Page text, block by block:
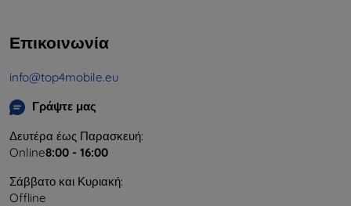
Επικοινωνία
info@top4mobile.eu
Γράψτε μας
Δευτέρα έως Παρασκευή:
Online8:00 - 16:00
Σάββατο και Κυριακή:
Offline